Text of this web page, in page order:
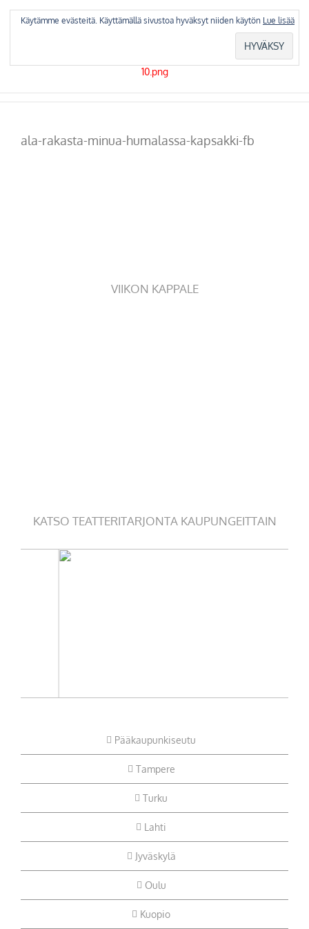
ala-rakasta-minua-humalassa-kapsakki-fb
VIIKON KAPPALE
KATSO TEATTERITARJONTA KAUPUNGEITTAIN
Pääkaupunkiseutu
Tampere
Turku
Lahti
Jyväskylä
Oulu
Kuopio
Käytämme evästeitä. Käyttämällä sivustoa hyväksyt niiden käytön Lue lisää